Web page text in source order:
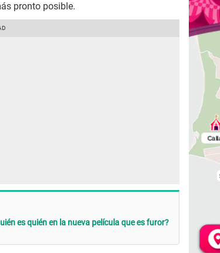
pronto posible.
es quién en la nueva película que es furor?